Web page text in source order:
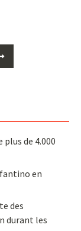
plus de 4.000
en
des
durant les